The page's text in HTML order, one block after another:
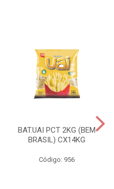
BAT.UAI PCT 2KG (BEM
BRASIL) CX14KG
Código: 956